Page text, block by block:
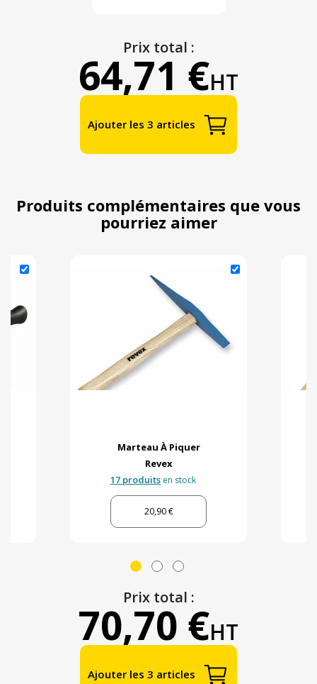
Prix total :
64,71 €HT
Ajouter les 3 articles
Produits complémentaires que vous
pourriez aimer
Marteau À Piquer
Revex
17 produits en stock
20,90 €
Prix total :
70,70 €HT
Ajouter les 3 articles